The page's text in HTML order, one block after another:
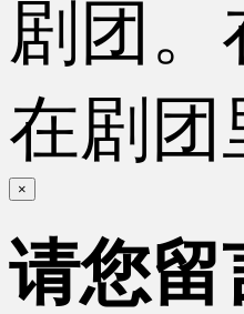
剧团
在剧
×
请您留